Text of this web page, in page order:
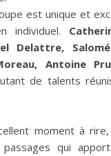
est unique et
individuel.
Delattre,
Antoine
de talents
moment à
passages qui